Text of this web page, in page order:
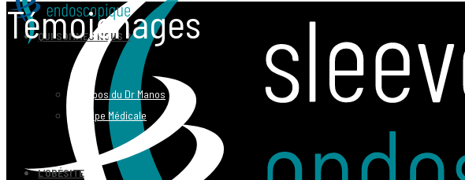
QUI SOMMES NOUS ?
A propos du Dr Manos
L’équipe Médicale
L’OBÉSITE
Témoignages